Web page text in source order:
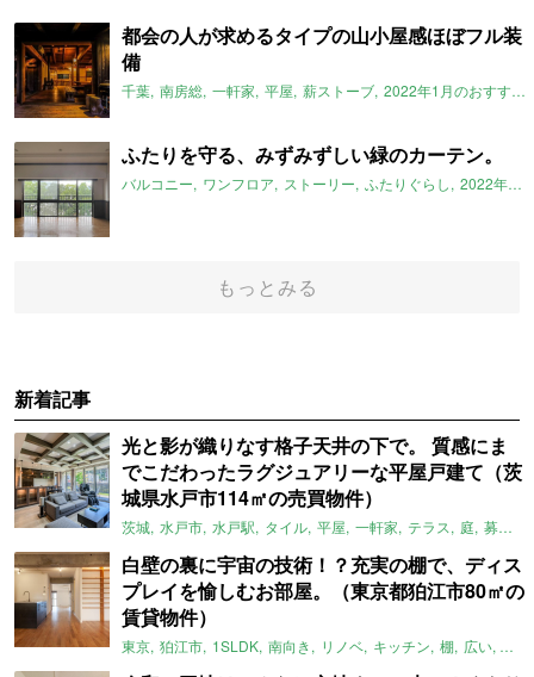
都会の人が求めるタイプの山小屋感ほぼフル装
備
千葉 南房総 一軒家 平屋 薪ストーブ 2022年1月のおすすめ
ふたりを守る、みずみずしい緑のカーテン。
バルコニー ワンフロア ストーリー ふたりぐらし 2022年1月のおすすめ
もっとみる
新着記事
光と影が織りなす格子天井の下で。 質感にま
でこだわったラグジュアリーな平屋戸建て（茨
城県水戸市114㎡の売買物件）
茨城 水戸市 水戸駅 タイル 平屋 一軒家 テラス 庭 募集中
白壁の裏に宇宙の技術！？充実の棚で、ディス
プレイを愉しむお部屋。（東京都狛江市80㎡の
賃貸物件）
東京 狛江市 1SLDK 南向き リノベ キッチン 棚 広い ガイ